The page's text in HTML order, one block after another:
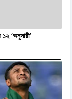
‘অনুসারী’